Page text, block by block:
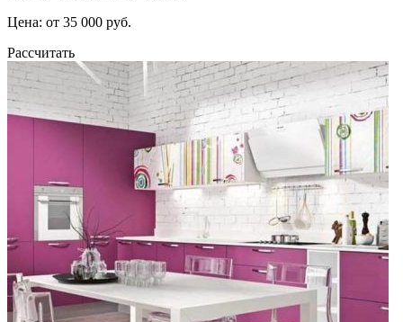
Цена: от 35 000 руб.
Рассчитать